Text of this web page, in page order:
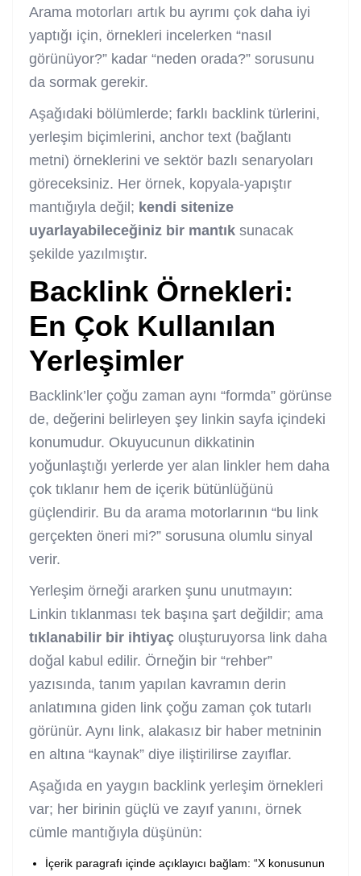
Arama motorları artık bu ayrımı çok daha iyi
yaptığı için, örnekleri incelerken “nasıl
görünüyor?” kadar “neden orada?” sorusunu
da sormak gerekir.
Aşağıdaki bölümlerde; farklı backlink türlerini,
yerleşim biçimlerini, anchor text (bağlantı
metni) örneklerini ve sektör bazlı senaryoları
göreceksiniz. Her örnek, kopyala-yapıştır
mantığıyla değil; kendi sitenize
uyarlayabileceğiniz bir mantık sunacak
şekilde yazılmıştır.
Backlink Örnekleri:
En Çok Kullanılan
Yerleşimler
Backlink’ler çoğu zaman aynı “formda” görünse
de, değerini belirleyen şey linkin sayfa içindeki
konumudur. Okuyucunun dikkatinin
yoğunlaştığı yerlerde yer alan linkler hem daha
çok tıklanır hem de içerik bütünlüğünü
güçlendirir. Bu da arama motorlarının “bu link
gerçekten öneri mi?” sorusuna olumlu sinyal
verir.
Yerleşim örneği ararken şunu unutmayın:
Linkin tıklanması tek başına şart değildir; ama
tıklanabilir bir ihtiyaç oluşturuyorsa link daha
doğal kabul edilir. Örneğin bir “rehber”
yazısında, tanım yapılan kavramın derin
anlatımına giden link çoğu zaman çok tutarlı
görünür. Aynı link, alakasız bir haber metninin
en altına “kaynak” diye iliştirilirse zayıflar.
Aşağıda en yaygın backlink yerleşim örnekleri
var; her birinin güçlü ve zayıf yanını, örnek
cümle mantığıyla düşünün:
İçerik paragrafı içinde açıklayıcı bağlam: “X konusunun